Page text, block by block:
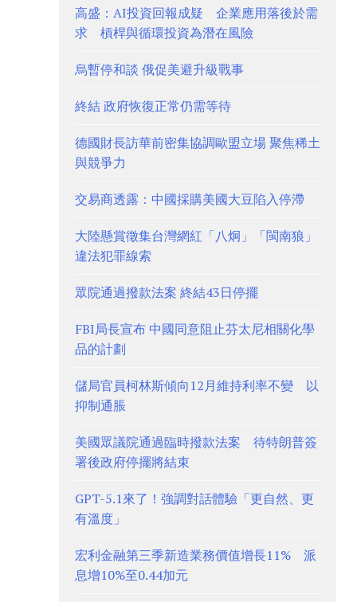
高盛：AI投資回報成疑 企業應用落後於需
求 槓桿與循環投資為潛在風險
烏暫停和談 俄促美避升級戰事
終結 政府恢復正常仍需等待
德國財長訪華前密集協調歐盟立場 聚焦稀土
與競爭力
交易商透露：中國採購美國大豆陷入停滯
大陸懸賞徵集台灣網紅「八炯」「閩南狼」
違法犯罪線索
眾院通過撥款法案 終結43日停擺
FBI局長宣布 中國同意阻止芬太尼相關化學
品的計劃
儲局官員柯林斯傾向12月維持利率不變 以
抑制通脹
美國眾議院通過臨時撥款法案 待特朗普簽
署後政府停擺將結束
GPT-5.1來了！強調對話體驗「更自然、更
有溫度」
宏利金融第三季新造業務價值增長11% 派
息增10%至0.44加元